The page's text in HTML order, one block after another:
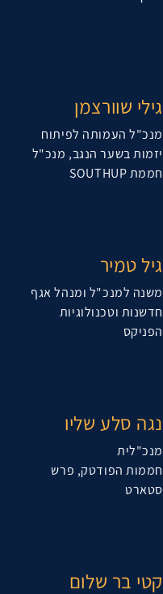
גילי שוורצמן
מנכ"ל העמותה לפיתוח
יזמות בשער הנגב, מנכ"ל
חממת SOUTHUP
גיל טמיר
משנה למנכ"ל ומנהל אגף
חדשנות וטכנולוגיות
הפניקס
נגה סלע שליו
מנכ"לית
חממות הפודטק, פרש
סטארט
קטי בר שלום